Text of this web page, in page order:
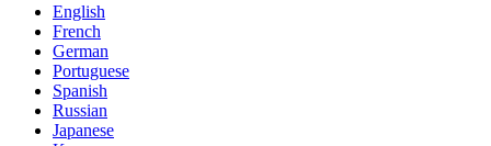
English
French
German
Portuguese
Spanish
Russian
Japanese